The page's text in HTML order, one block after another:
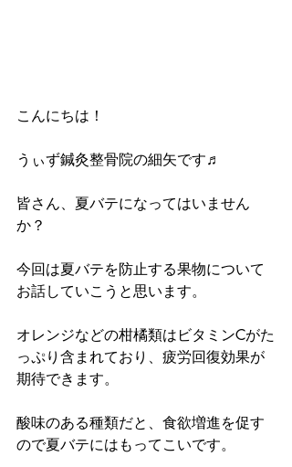
こんにちは！
うぃず鍼灸整骨院の細矢です♬
皆さん、夏バテになってはいません
か？
今回は夏バテを防止する果物について
お話していこうと思います。
オレンジなどの柑橘類はビタミンCがた
っぷり含まれており、疲労回復効果が
期待できます。
酸味のある種類だと、食欲増進を促す
ので夏バテにはもってこいです。